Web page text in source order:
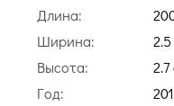
Длина:
Ширина:
Высота:
Год: